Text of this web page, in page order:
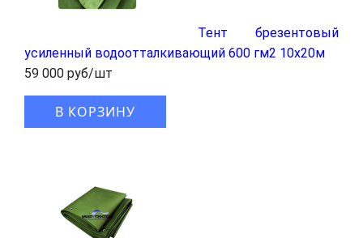
Тент брезентовый
усиленный водоотталкивающий 600 гм2 10x20м
59 000 руб/шт
В КОРЗИНУ